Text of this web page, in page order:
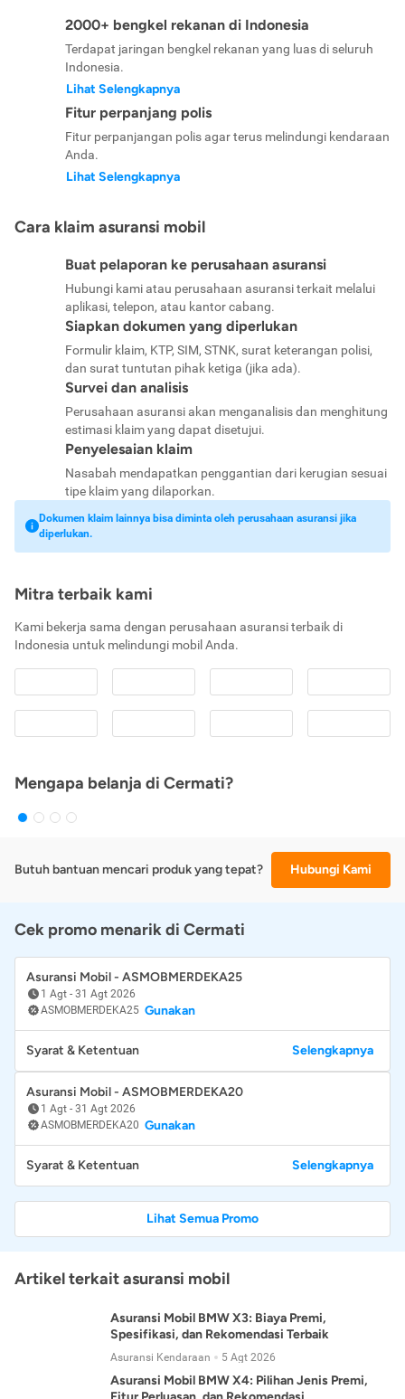
2000+ bengkel rekanan di Indonesia
Terdapat jaringan bengkel rekanan yang luas di seluruh
Indonesia.
Lihat Selengkapnya
Fitur perpanjang polis
Fitur perpanjangan polis agar terus melindungi kendaraan
Anda.
Lihat Selengkapnya
Cara klaim asuransi mobil
Buat pelaporan ke perusahaan asuransi
Hubungi kami atau perusahaan asuransi terkait melalui
aplikasi, telepon, atau kantor cabang.
Siapkan dokumen yang diperlukan
Formulir klaim, KTP, SIM, STNK, surat keterangan polisi,
dan surat tuntutan pihak ketiga (jika ada).
Survei dan analisis
Perusahaan asuransi akan menganalisis dan menghitung
estimasi klaim yang dapat disetujui.
Penyelesaian klaim
Nasabah mendapatkan penggantian dari kerugian sesuai
tipe klaim yang dilaporkan.
Dokumen klaim lainnya bisa diminta oleh perusahaan asuransi jika
diperlukan.
Mitra terbaik kami
Kami bekerja sama dengan perusahaan asuransi terbaik di
Indonesia untuk melindungi mobil Anda.
Mengapa belanja di Cermati?
Butuh bantuan mencari produk yang tepat? Hubungi Kami
Cek promo menarik di Cermati
Asuransi Mobil - ASMOBMERDEKA25
1 Agt - 31 Agt 2026
ASMOBMERDEKA25 Gunakan
Syarat & Ketentuan Selengkapnya
Asuransi Mobil - ASMOBMERDEKA20
1 Agt - 31 Agt 2026
ASMOBMERDEKA20 Gunakan
Syarat & Ketentuan Selengkapnya
Lihat Semua Promo
Artikel terkait asuransi mobil
Asuransi Mobil BMW X3: Biaya Premi,
Spesifikasi, dan Rekomendasi Terbaik
Asuransi Kendaraan 5 Agt 2026
Asuransi Mobil BMW X4: Pilihan Jenis Premi,